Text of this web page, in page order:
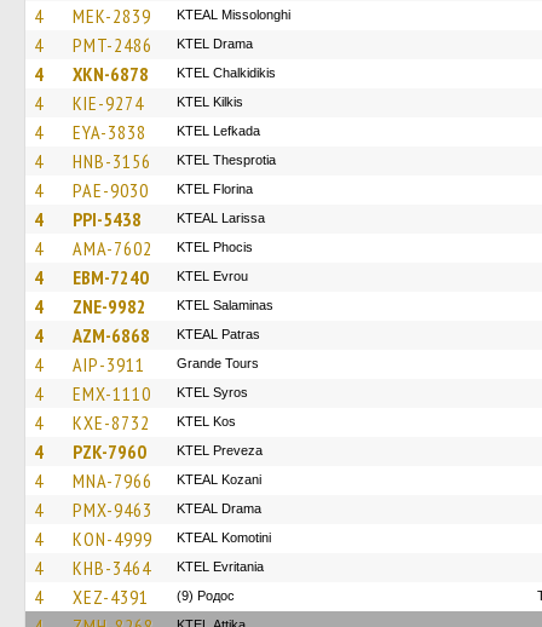
4 MEK-2839 KTEAL Missolonghi
4 PMT-2486 KTEL Drama
4 XKN-6878 ΚΤΕL Chalkidikis
4 KIE-9274 KTEL Kilkis
4 EYA-3838 KTEL Lefkada
4 HNB-3156 KTEL Thesprotia
4 PAE-9030 KTEL Florina
4 PPI-5438 KTEAL Larissa
4 AMA-7602 ΚΤΕL Phocis
4 EBM-7240 KTEL Evrou
4 ZNE-9982 KTEL Salaminas
4 AZM-6868 KTEAL Patras
4 AIP-3911 Grande Tours
4 EMX-1110 KTEL Syros
4 KXE-8732 KTEL Kos
4 PZK-7960 KTEL Preveza
4 MNA-7966 KTEAL Kozani
4 PMX-9463 KTEAL Drama
4 KON-4999 KTEAL Komotini
4 KHB-3464 ΚΤΕL Evritania
4 XEZ-4391 (9) Родос